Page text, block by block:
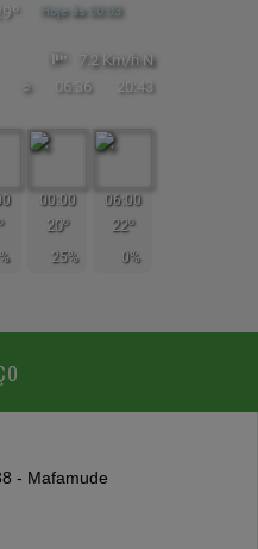
Hoje ás 00:03
7.2 Km/h N
☼ 06:36 20:43
00:00
20º
25%
06:00
22º
0%
- Mafamude